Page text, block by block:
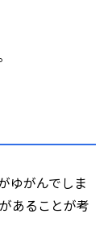
ゆがんでしま
あることが考